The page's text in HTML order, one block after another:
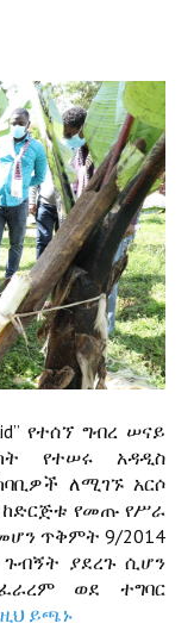
የተሰኘ ግብረ ሠናይ
የተሠሩ አዳዲስ
ለሚገኙ አርሶ
ከድርጅቱ የመጡ የሥራ
ጥቅምት 9/2014
ያደረጉ ሲሆን
ወደ ተግባር
ይጫኑ